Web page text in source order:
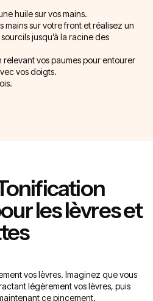
huile sur vos mains.
mains sur votre front et réalisez un
jusqu’à la racine des
relevant vos paumes pour entourer
vos doigts.
les lèvres et
vos lèvres. Imaginez que vous
légèrement vos lèvres, puis
ce pincement.